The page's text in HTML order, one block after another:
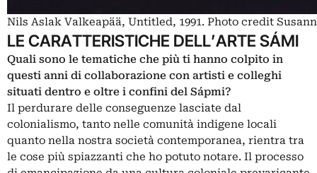
Nils Aslak Valkeapää, Untitled, 1991. Photo credit
LE CARATTERISTICHE DELL’ARTE SÁMI
Quali sono le tematiche che più ti hanno colpito in
questi anni di collaborazione con artisti e colleghi
situati dentro e oltre i confini del Sápmi?
Il perdurare delle conseguenze lasciate dal
colonialismo, tanto nelle comunità indigene locali
quanto nella nostra società contemporanea, rientra tra
le cose più spiazzanti che ho potuto notare. Il processo